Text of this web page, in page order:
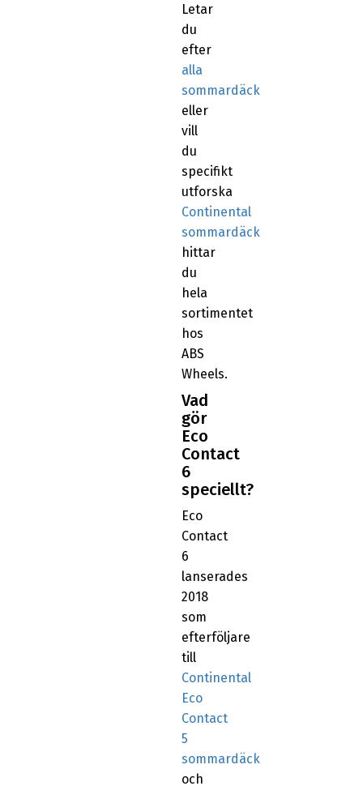
Letar
du
efter
alla
sommardäck
eller
vill
du
specifikt
utforska
Continental
sommardäck
hittar
du
hela
sortimentet
hos
ABS
Wheels.
Vad
gör
Eco
Contact
6
speciellt?
Eco
Contact
6
lanserades
2018
som
efterföljare
till
Continental
Eco
Contact
5
sommardäck
och